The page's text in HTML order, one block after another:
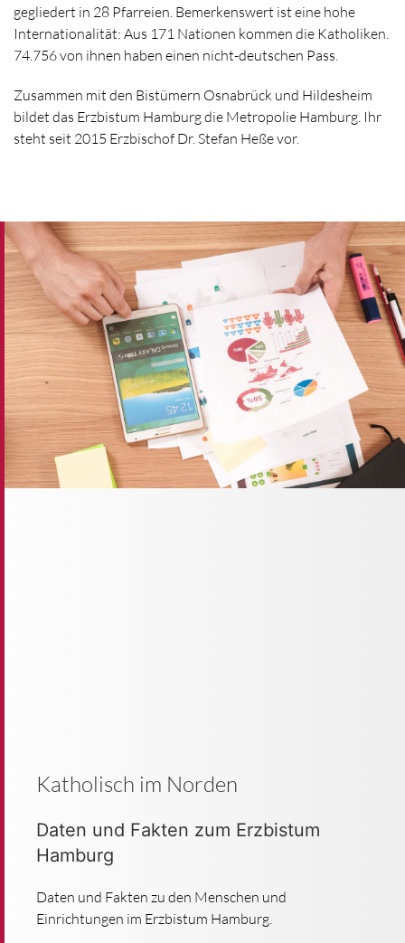
gegliedert in 28 Pfarreien. Bemerkenswert ist eine hohe
Internationalität: Aus 171 Nationen kommen die Katholiken.
74.756 von ihnen haben einen nicht-deutschen Pass.
Zusammen mit den Bistümern Osnabrück und Hildesheim
bildet das Erzbistum Hamburg die Metropolie Hamburg. Ihr
steht seit 2015 Erzbischof Dr. Stefan Heße vor.
Katholisch im Norden
Daten und Fakten zum Erzbistum
Hamburg
Daten und Fakten zu den Menschen und
Einrichtungen im Erzbistum Hamburg.